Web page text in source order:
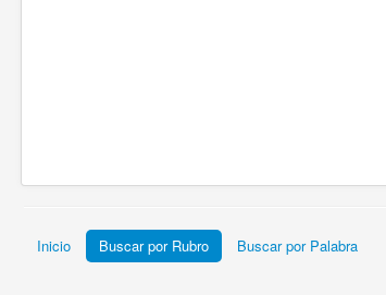
Inicio Buscar por Rubro Buscar por Palabra